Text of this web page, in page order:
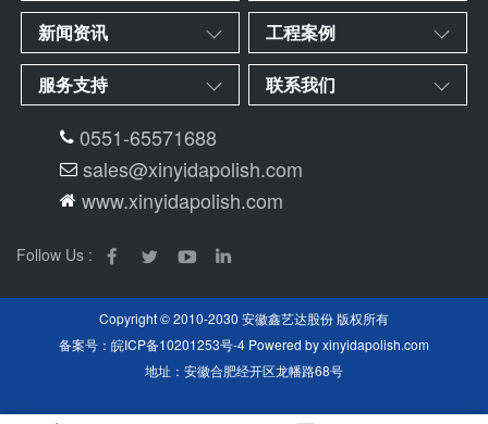
新闻资讯 工程案例
服务支持 联系我们
0551-65571688
sales@xinyidapolish.com
www.xinyidapolish.com
Follow Us :
Copyright © 2010-2030 安徽鑫艺达股份 版权所有
备案号： 皖ICP备10201253号-4 Powered byxinyidapolish.com
地址：安徽合肥经开区龙幡路68号